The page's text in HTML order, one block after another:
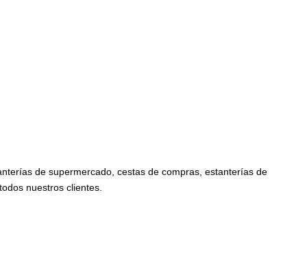
de supermercado, cestas de compras, estanterías de
nuestros clientes.